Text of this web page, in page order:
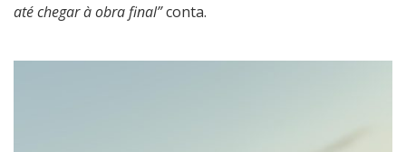
até chegar à obra final”conta.